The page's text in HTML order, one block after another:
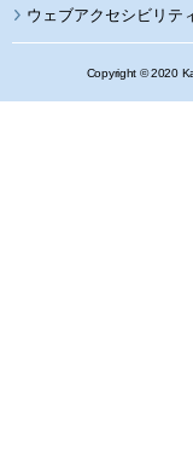
ウェブアクセシビリテ
Copyright © 2020